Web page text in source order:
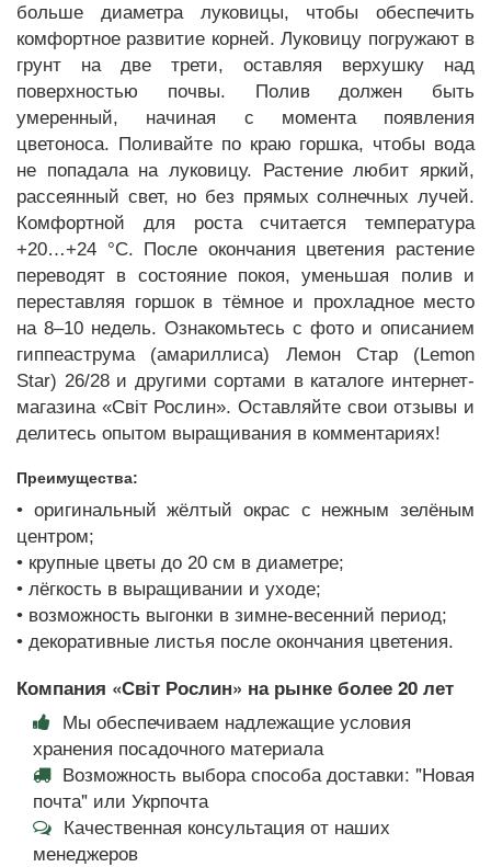
больше диаметра луковицы, чтобы обеспечить
комфортное развитие корней. Луковицу погружают в
грунт на две трети, оставляя верхушку над
поверхностью почвы. Полив должен быть
умеренный, начиная с момента появления
цветоноса. Поливайте по краю горшка, чтобы вода
не попадала на луковицу. Растение любит яркий,
рассеянный свет, но без прямых солнечных лучей.
Комфортной для роста считается температура
+20…+24 °C. После окончания цветения растение
переводят в состояние покоя, уменьшая полив и
переставляя горшок в тёмное и прохладное место
на 8–10 недель. Ознакомьтесь с фото и описанием
гиппеаструма (амариллиса) Лемон Стар (Lemon
Star) 26/28 и другими сортами в каталоге интернет-
магазина «Світ Рослин». Оставляйте свои отзывы и
делитесь опытом выращивания в комментариях!
Преимущества:
• оригинальный жёлтый окрас с нежным зелёным
центром;
• крупные цветы до 20 см в диаметре;
• лёгкость в выращивании и уходе;
• возможность выгонки в зимне-весенний период;
• декоративные листья после окончания цветения.
Компания «Світ Рослин» на рынке более 20 лет
Мы обеспечиваем надлежащие условия
хранения посадочного материала
Возможность выбора способа доставки: "Новая
почта" или Укрпочта
Качественная консультация от наших
менеджеров